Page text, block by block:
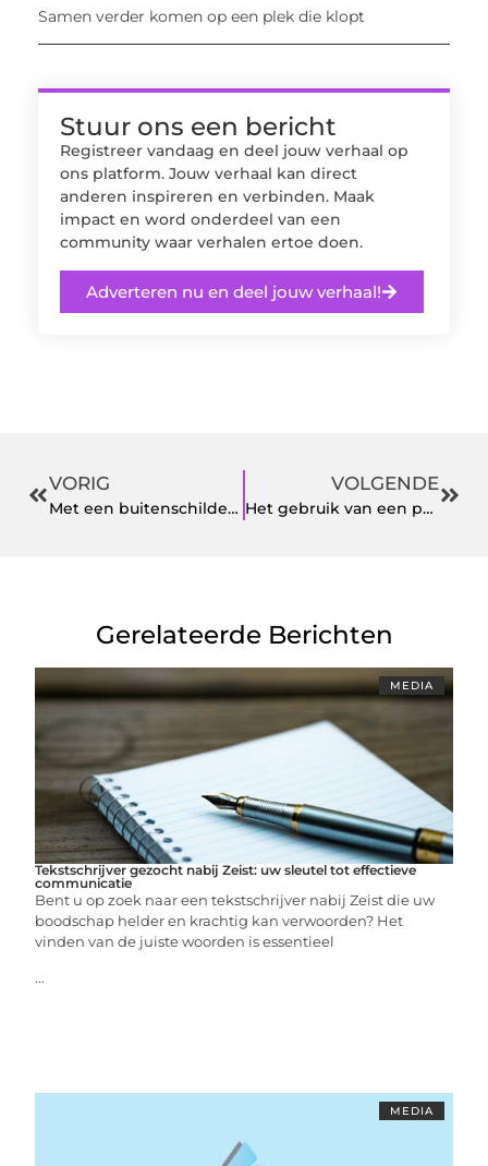
Samen verder komen op een plek die klopt
Stuur ons een bericht
Registreer vandaag en deel jouw verhaal op
ons platform. Jouw verhaal kan direct
anderen inspireren en verbinden. Maak
impact en word onderdeel van een
community waar verhalen ertoe doen.
Adverteren nu en deel jouw verhaal!
VORIG
Met een buitenschilderij druk je je stempel
VOLGENDE
Het gebruik van een pessarium als anticonceptie
Gerelateerde Berichten
MEDIA
Tekstschrijver gezocht nabij Zeist: uw sleutel tot effectieve
communicatie
Bent u op zoek naar een tekstschrijver nabij Zeist die uw
boodschap helder en krachtig kan verwoorden? Het
vinden van de juiste woorden is essentieel
...
MEDIA